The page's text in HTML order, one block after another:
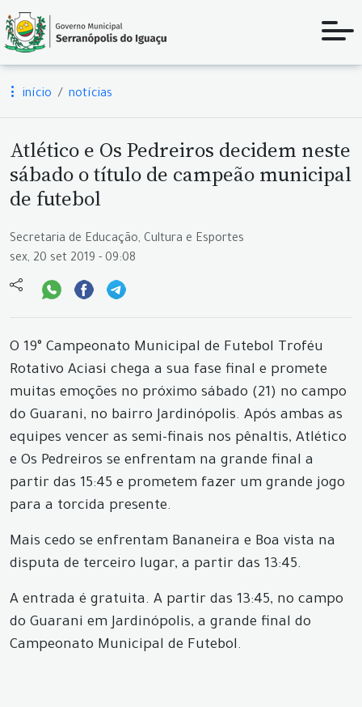
início notícias
Atlético e Os Pedreiros decidem neste
sábado o título de campeão municipal
de futebol
Secretaria de Educação, Cultura e Esportes
sex, 20 set 2019 - 09:08
O 19° Campeonato Municipal de Futebol Troféu
Rotativo Aciasi chega a sua fase final e promete
muitas emoções no próximo sábado (21) no campo
do Guarani, no bairro Jardinópolis. Após ambas as
equipes vencer as semi-finais nos pênaltis, Atlético
e Os Pedreiros se enfrentam na grande final a
partir das 15:45 e prometem fazer um grande jogo
para a torcida presente.
Mais cedo se enfrentam Bananeira e Boa vista na
disputa de terceiro lugar, a partir das 13:45.
A entrada é gratuita. A partir das 13:45, no campo
do Guarani em Jardinópolis, a grande final do
Campeonato Municipal de Futebol.